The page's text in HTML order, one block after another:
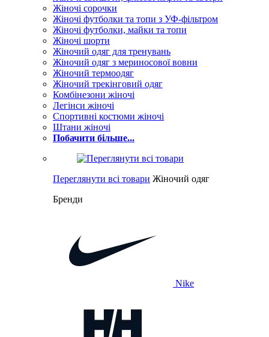
Жіночі сорочки
Жіночі футболки та топи з УФ-фільтром
Жіночі футболки, майки та топи
Жіночі шорти
Жіночий одяг для тренувань
Жіночий одяг з мериносової вовни
Жіночий термоодяг
Жіночий трекінговий одяг
Комбінезони жіночі
Легінси жіночі
Спортивні костюми жіночі
Штани жіночі
Побачити більше...
Переглянути всі товари Жіночий одяг
Бренди
Nike